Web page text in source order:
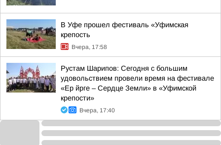
В Уфе прошел фестиваль «Уфимская
крепость
Вчера, 17:58
Рустам Шарипов: Сегодня с большим
удовольствием провели время на фестивале
«Ер йрге – Сердце Земли» в «Уфимской
крепости»
Вчера, 17:40